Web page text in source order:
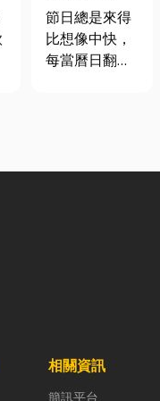
七夕送什麼不
踩雷？限定甜
點哪裡買？台
節日總是來得
比想像中快，
每當曆日翻到
候？」、「七
著生活節奏加
相關資訊
簡訊平台